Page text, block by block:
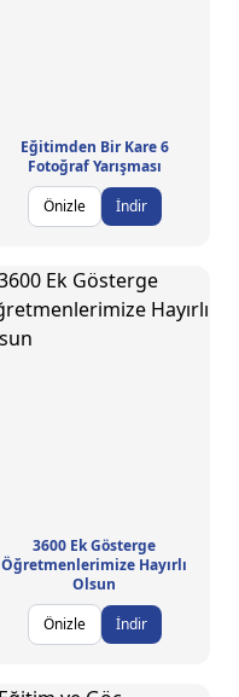
Eğitimden Bir Kare 6
Fotoğraf Yarışması
Önizle
İndir
3600 Ek Gösterge
Öğretmenlerimize Hayırlı
Olsun
Önizle
İndir